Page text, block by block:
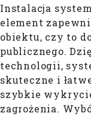
Instalacja
element
obiektu, czy to
publicznego.
technologii,
skuteczne i
szybkie
zagrożenia.